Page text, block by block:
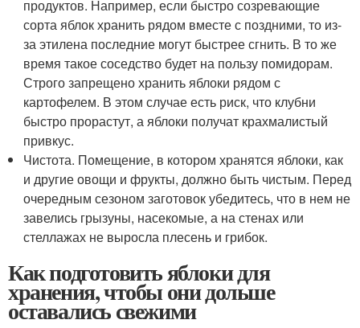
продуктов. Например, если быстро созревающие
сорта яблок хранить рядом вместе с поздними, то из-
за этилена последние могут быстрее сгнить. В то же
время такое соседство будет на пользу помидорам.
Строго запрещено хранить яблоки рядом с
картофелем. В этом случае есть риск, что клубни
быстро прорастут, а яблоки получат крахмалистый
привкус.
Чистота. Помещение, в котором хранятся яблоки, как
и другие овощи и фрукты, должно быть чистым. Перед
очередным сезоном заготовок убедитесь, что в нем не
завелись грызуны, насекомые, а на стенах или
стеллажах не выросла плесень и грибок.
Как подготовить яблоки для
хранения, чтобы они дольше
оставались свежими